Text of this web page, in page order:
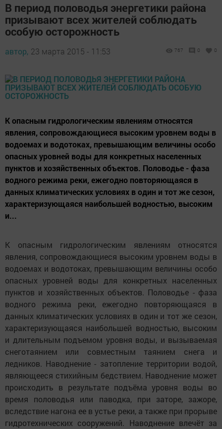
В период половодья энергетики района
призывают всех жителей соблюдать
особую осторожность
автор, 23 марта 2015 - 11:53 767 0 0
К опасным гидрологическим явлениям относятся
явления, сопровождающиеся высоким уровнем воды в
водоемах и водотоках, превышающим величины особо
опасных уровней воды для конкретных населенных
пунктов и хозяйственных объектов. Половодье - фаза
водного режима реки, ежегодно повторяющаяся в
данных климатических условиях в один и тот же сезон,
характеризующаяся наибольшей водностью, высоким
и...
К опасным гидрологическим явлениям относятся
явления, сопровождающиеся высоким уровнем воды в
водоемах и водотоках, превышающим величины особо
опасных уровней воды для конкретных населенных
пунктов и хозяйственных объектов. Половодье - фаза
водного режима реки, ежегодно повторяющаяся в
данных климатических условиях в один и тот же сезон,
характеризующаяся наибольшей водностью, высоким
и длительным подъемом уровня воды, и вызываемая
снеготаянием или совместным таянием снега и
ледников. Наводнение - затопление территории водой,
являющееся стихийным бедствием. Наводнение может
происходить в результате подъёма уровня воды во
время половодья или паводка, при заторе, зажоре,
вследствие нагона ее в устье реки, а также при прорыве
гидротехнических сооружений. Наводнение влечёт за